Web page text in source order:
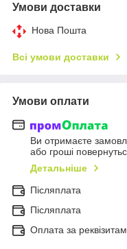
Умови доставки
Нова Пошта
Всі умови доставки
Умови оплати
Ви отримаєте
або гроші
Детальніше
Післяплата
Пiсляплата
Оплата за